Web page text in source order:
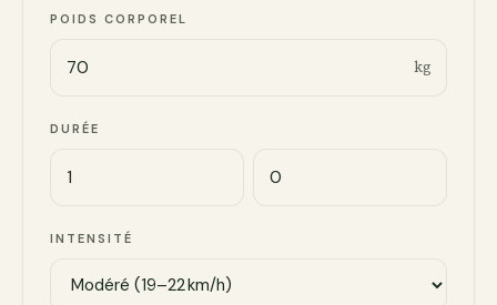
POIDS CORPOREL
kg
DURÉE
INTENSITÉ